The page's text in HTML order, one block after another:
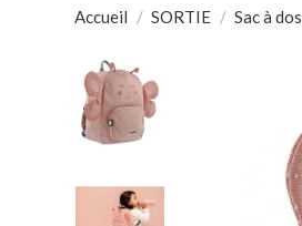
Accueil SORTIE Sac à